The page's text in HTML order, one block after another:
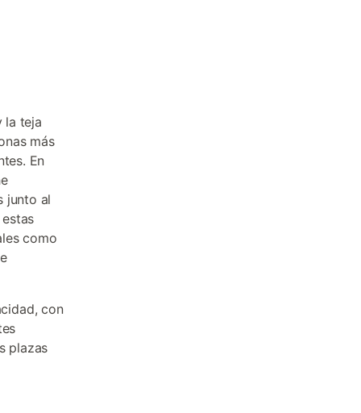
la teja
más
En
junto al
como
con
plazas